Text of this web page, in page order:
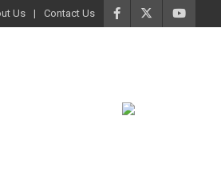
Us Contact Us